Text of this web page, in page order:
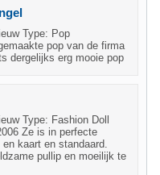
Type: Pop
pop van de firma
dergelijks erg mooie pop
Type: Fashion Doll
Ze is in perfecte
kaart en standaard.
pullip en moeilijk te